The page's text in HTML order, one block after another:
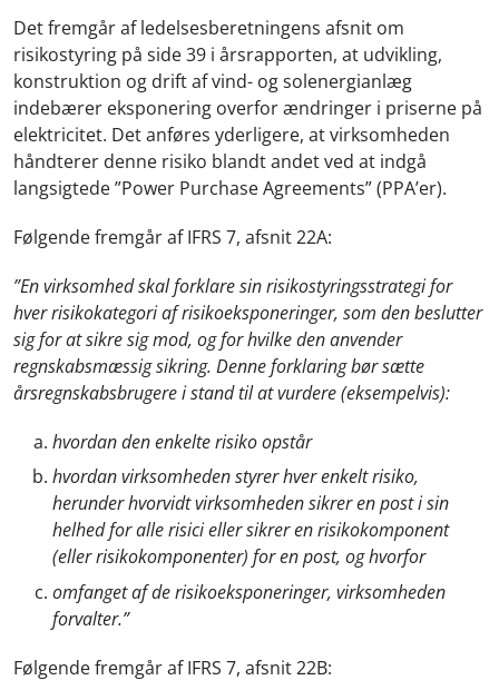
Det fremgår af ledelsesberetningens afsnit om
risikostyring på side 39 i årsrapporten, at udvikling,
konstruktion og drift af vind- og solenergianlæg
indebærer eksponering overfor ændringer i priserne på
elektricitet. Det anføres yderligere, at virksomheden
håndterer denne risiko blandt andet ved at indgå
langsigtede ”Power Purchase Agreements” (PPA’er).
Følgende fremgår af IFRS 7, afsnit 22A:
”En virksomhed skal forklare sin risikostyringsstrategi for
hver risikokategori af risikoeksponeringer, som den beslutter
sig for at sikre sig mod, og for hvilke den anvender
regnskabsmæssig sikring. Denne forklaring bør sætte
årsregnskabsbrugere i stand til at vurdere (eksempelvis):
hvordan den enkelte risiko opstår
hvordan virksomheden styrer hver enkelt risiko,
herunder hvorvidt virksomheden sikrer en post i sin
helhed for alle risici eller sikrer en risikokomponent
(eller risikokomponenter) for en post, og hvorfor
omfanget af de risikoeksponeringer, virksomheden
forvalter.”
Følgende fremgår af IFRS 7, afsnit 22B: